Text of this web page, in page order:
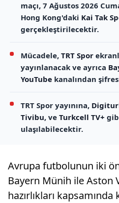
maçı, 7 Ağustos 2026
Hong Kong'daki Kai Tak
gerçekleştirilecektir.
Mücadele, TRT Spor
yayınlanacak ve ayrıca
YouTube kanalından
TRT Spor yayınına,
Tivibu, ve Turkcell TV+
ulaşılabilecektir.
Avrupa futbolunun iki
Bayern Münih ile Aston
hazırlıkları kapsamında